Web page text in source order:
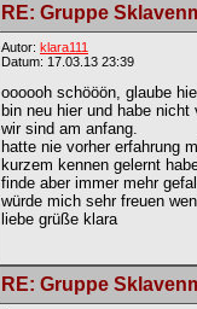
RE: Gruppe
Autor: klara111
Datum: 17.03.13 23:39
oooooh schööön, glaube
bin neu hier und habe
wir sind am anfang.
hatte nie vorher erfahrung
kurzem kennen gelernt
finde aber immer mehr
würde mich sehr freuen
liebe grüße klara
RE: Gruppe